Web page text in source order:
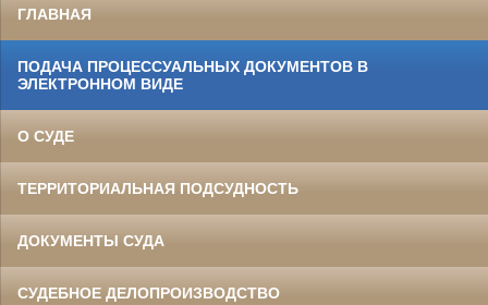
ГЛАВНАЯ
ПОДАЧА ПРОЦЕССУАЛЬНЫХ ДОКУМЕНТОВ В
ЭЛЕКТРОННОМ ВИДЕ
О СУДЕ
ТЕРРИТОРИАЛЬНАЯ ПОДСУДНОСТЬ
ДОКУМЕНТЫ СУДА
СУДЕБНОЕ ДЕЛОПРОИЗВОДСТВО